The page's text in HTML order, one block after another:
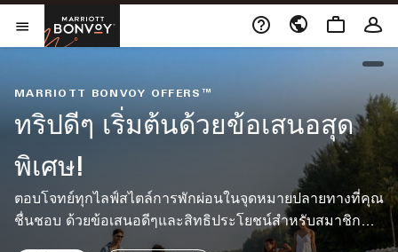
Skip to Content
เปิดเมนูMarriott Bonvoyเปิดในหน้าต่างใหม่
MARRIOTT BONVOY OFFERS™
ทริปดีๆ เริ่มต้นด้วยข้อเสนอสุด
พิเศษ!
ตอบโจทย์ทุกไลฟ์สไตล์การพักผ่อนในจุดหมายปลายทางที่คุณ
ชื่นชอบ ด้วยข้อเสนอดีๆและสิทธิประโยชน์สำหรับสมาชิก
จาก แมริออท บอนวอย